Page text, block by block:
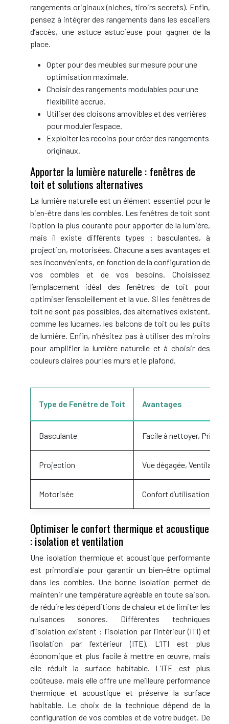
rangements originaux (niches, tiroirs secrets). Enfin,
pensez à intégrer des rangements dans les escaliers
d’accès, une astuce astucieuse pour gagner de la
place.
Opter pour des meubles sur mesure pour une
optimisation maximale.
Choisir des rangements modulables pour une
flexibilité accrue.
Utiliser des cloisons amovibles et des verrières
pour moduler l’espace.
Exploiter les recoins pour créer des rangements
originaux.
Apporter la lumière naturelle : fenêtres de
toit et solutions alternatives
La lumière naturelle est un élément essentiel pour le
bien-être dans les combles. Les fenêtres de toit sont
l’option la plus courante pour apporter de la lumière,
mais il existe différents types : basculantes, à
projection, motorisées. Chacune a ses avantages et
ses inconvénients, en fonction de la configuration de
vos combles et de vos besoins. Choisissez
l’emplacement idéal des fenêtres de toit pour
optimiser l’ensoleillement et la vue. Si les fenêtres de
toit ne sont pas possibles, des alternatives existent,
comme les lucarnes, les balcons de toit ou les puits
de lumière. Enfin, n’hésitez pas à utiliser des miroirs
pour amplifier la lumière naturelle et à choisir des
couleurs claires pour les murs et le plafond.
Type de Fenêtre de Toit Avantages
Basculante Facile à nettoyer, Prix
Projection Vue dégagée,
Motorisée Confort d’utilisation,
Optimiser le confort thermique et acoustique
: isolation et ventilation
Une isolation thermique et acoustique performante
est primordiale pour garantir un bien-être optimal
dans les combles. Une bonne isolation permet de
maintenir une température agréable en toute saison,
de réduire les déperditions de chaleur et de limiter les
nuisances sonores. Différentes techniques
d’isolation existent : l’isolation par l’intérieur (ITI) et
l’isolation par l’extérieur (ITE). L’ITI est plus
économique et plus facile à mettre en œuvre, mais
elle réduit la surface habitable. L’ITE est plus
coûteuse, mais elle offre une meilleure performance
thermique et acoustique et préserve la surface
habitable. Le choix de la technique dépend de la
configuration de vos combles et de votre budget. De